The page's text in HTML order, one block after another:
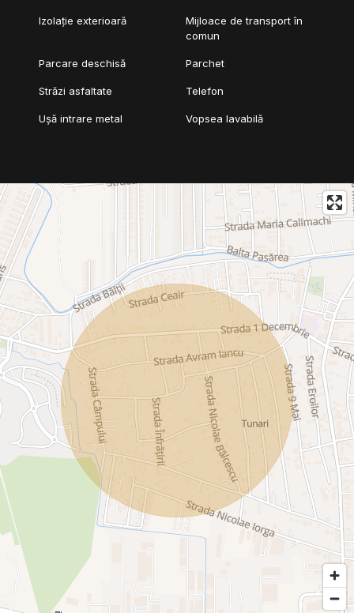
Izolație exterioară
Mijloace de transport în
comun
Parcare deschisă Parchet
Străzi asfaltate Telefon
Ușă intrare metal Vopsea lavabilă